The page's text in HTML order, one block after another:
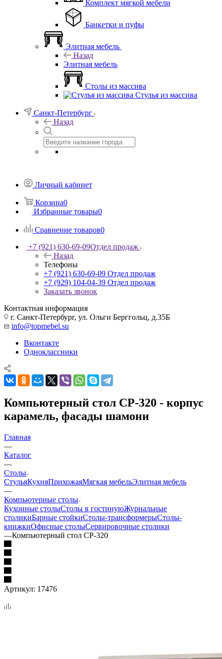
Комплект мягкой мебели
Банкетки и пуфы
Элитная мебель
Назад
Элитная мебель
Столы из массива
Стулья из массива
Санкт-Петербург
Назад
Личный кабинет
Корзина0
Избранные товары0
Сравнение товаров0
+7 (921) 630-69-09Отдел продаж
Назад
Телефоны
+7 (921) 630-69-09 Отдел продаж
+7 (929) 104-04-39 Отдел продаж
Заказать звонок
Контактная информация
г. Санкт-Петербург, ул. Ольги Берггольц, д.35Б
info@topmebel.su
Вконтакте
Одноклассники
Компьютерный стол СР-320 - корпус
карамель, фасады шамони
Главная
—
Каталог
—
Столы
СтульяКухняПрихожаяМягкая мебельЭлитная мебель
—
Компьютерные столы
Кухонные столыСтолы в гостинуюЖурнальные
столикиБарные стойкиСтолы-трансформерыСтолы-
книжкиОфисные столыСервировочные столики
—Компьютерный стол СР-320
Артикул: 17476